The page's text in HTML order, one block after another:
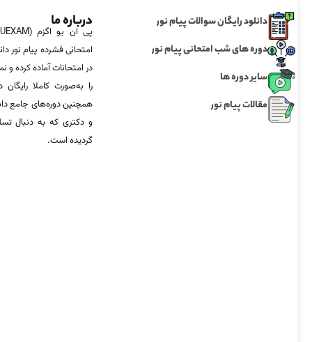
دانلود رایگان سوالات پیام نور
دوره های شب امتحانی پیام نور
سایر دوره ها
مقالات پیام نور
درباره ما
امتحانی فشرده پیام نور
در امتحانات آماده‌ کرده
را به‌صورت کاملا
همچنین دوره‌های جامع
و دکتری که به دنبال
گردیده است.